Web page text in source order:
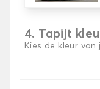
4. Tapijt
Kies de kleur